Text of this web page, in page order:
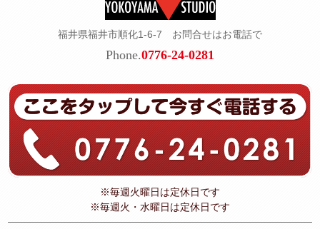
福井県福井市順化1-6-7 お問合せはお電話で
Phone.0776-24-0281
※毎週火曜日は定休日です
※毎週火・水曜日は定休日です